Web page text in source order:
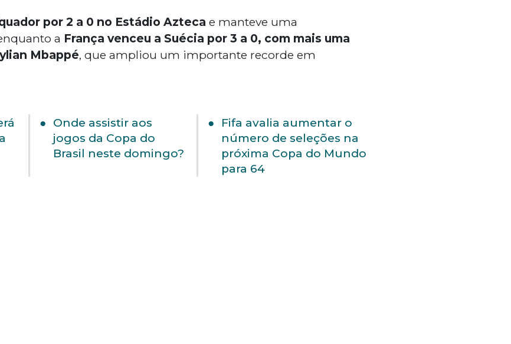
por 2 a 0 no Estádio Azteca e manteve uma
a França venceu a Suécia por 3 a 0, com mais uma
Mbappé, que ampliou um importante recorde em
Onde assistir aos
jogos da Copa do
Brasil neste domingo?
Fifa avalia aumentar o
número de seleções na
próxima Copa do Mundo
para 64